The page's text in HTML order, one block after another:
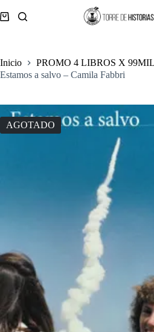
al
Carro
Inicio
PROMO 4 LIBROS X 99MIL
Estamos a salvo – Camila Fabbri
AGOTADO